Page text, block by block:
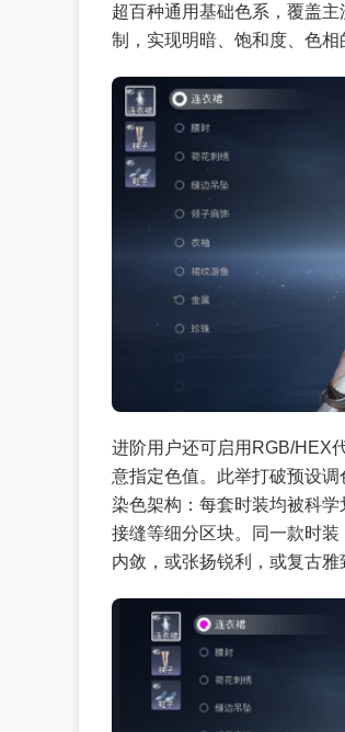
超百种通用基础色系，覆盖
制，实现明暗、饱和度、色相
进阶用户还可启用RGB/HEX
意指定色值。此举打破预设
染色架构：每套时装均被科
接缝等细分区块。同一款时
内敛，或张扬锐利，或复古雅